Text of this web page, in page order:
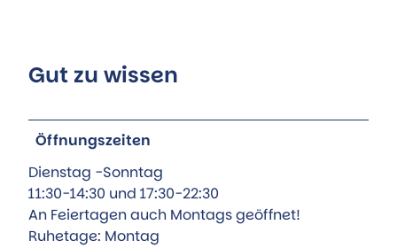
Gut zu wissen
Öffnungszeiten
Dienstag -Sonntag
11:30-14:30 und 17:30-22:30
An Feiertagen auch Montags geöffnet!
Ruhetage: Montag